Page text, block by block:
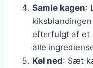
Samle kagen:
efterfulgt af et
alle
Køl ned: Sæt